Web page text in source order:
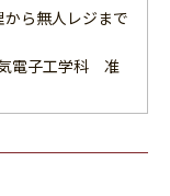
から無人レジまで
電子工学科 准